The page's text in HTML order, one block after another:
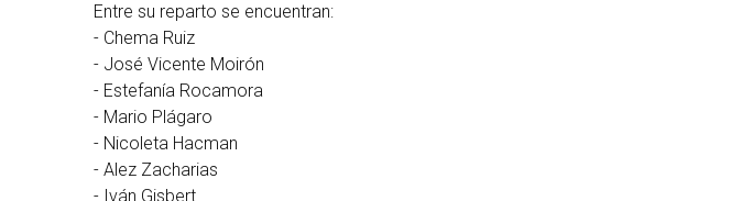
Entre su reparto se encuentran:
- Chema Ruiz
- José Vicente Moirón
- Estefanía Rocamora
- Mario Plágaro
- Nicoleta Hacman
- Alez Zacharias
- Iván Gisbert